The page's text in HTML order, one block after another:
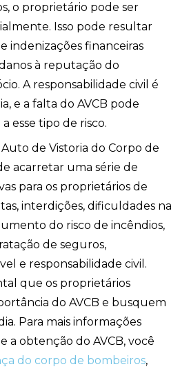
o proprietário pode ser
Isso pode resultar
indenizações financeiras
à reputação do
A responsabilidade civil é
e a falta do AVCB pode
esse tipo de risco.
de Vistoria do Corpo de
acarretar uma série de
para os proprietários de
interdições, dificuldades na
do risco de incêndios,
de seguros,
e responsabilidade civil.
que os proprietários
do AVCB e busquem
Para mais informações
a obtenção do AVCB, você
do corpo de bombeiros,